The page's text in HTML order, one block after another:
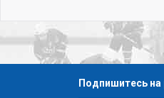
Подпишитесь